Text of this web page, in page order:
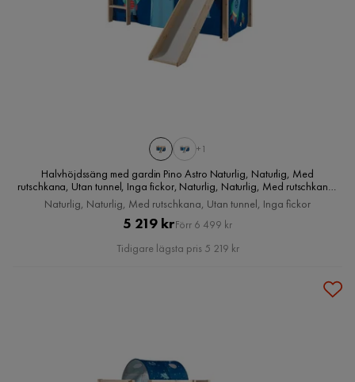
+1
Halvhöjdssäng med gardin Pino Astro Naturlig, Naturlig, Med
rutschkana, Utan tunnel, Inga fickor, Naturlig, Naturlig, Med rutschkana,
Utan tunnel, Inga fickor
Naturlig, Naturlig, Med rutschkana, Utan tunnel, Inga fickor
Pris
5 219 krOriginal
Pris
Förr 6 499 kr
Tidigare lägsta pris 5 219 kr